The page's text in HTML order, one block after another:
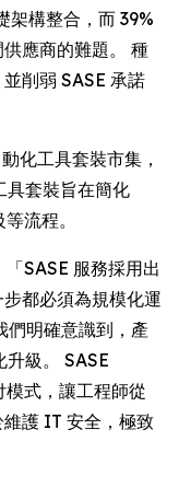
架構整合，而 39%
應商的難題。 種
削弱 SASE 承諾
化工具套裝市集，
具套裝旨在簡化
流程。
SASE 服務採用出
都必須為規模化運
們明確意識到，產
級。 SASE
式，讓工程師從
護 IT 安全，極致